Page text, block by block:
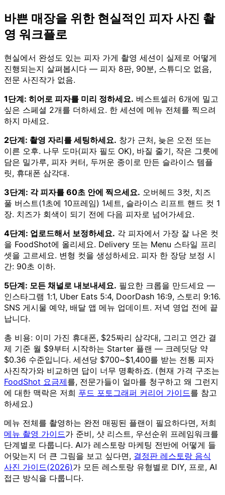
바쁜 매장을 위한 현실적인 피자 사진 촬
영 워크플로
현실에서 완성도 있는 피자 가게 촬영 세션이 실제로 어떻게
진행되는지 살펴봅시다 — 피자 8판, 90분, 스튜디오 없음,
전문 사진작가 없음.
1단계: 히어로 피자를 미리 정하세요. 베스트셀러 6개에 밀고
싶은 스페셜 2개를 더하세요. 한 세션에 메뉴 전체를 찍으려
하지 마세요.
2단계: 촬영 자리를 세팅하세요. 창가 근처, 늦은 오전 또는
이른 오후. 나무 도마(피자 필도 OK), 바질 줄기, 작은 그릇에
담은 밀가루, 피자 커터, 두꺼운 종이로 만든 슬라이스 템플
릿, 휴대폰 삼각대.
3단계: 각 피자를 60초 안에 찍으세요. 오버헤드 3컷, 치즈
풀 버스트(1초에 10프레임) 1세트, 슬라이스 리프트 핸드 컷 1
장. 치즈가 회색이 되기 전에 다음 피자로 넘어가세요.
4단계: 업로드해서 보정하세요. 각 피자에서 가장 잘 나온 컷
을 FoodShot에 올리세요. Delivery 또는 Menu 스타일 프리
셋을 고르세요. 변형 컷을 생성하세요. 피자 한 장당 보정 시
간: 90초 이하.
5단계: 모든 채널로 내보내세요. 필요한 크롭을 만드세요 —
인스타그램 1:1, Uber Eats 5:4, DoorDash 16:9, 스토리 9:16.
SNS 게시물 예약, 배달 앱 메뉴 업데이트. 저녁 영업 전에 끝
납니다.
총 비용: 이미 가진 휴대폰, $25짜리 삼각대, 그리고 연간 결
제 기준 월 $9부터 시작하는 Starter 플랜 — 크레딧당 약
$0.36 수준입니다. 세션당 $700~$1,400를 받는 전통 피자
사진작가와 비교하면 답이 너무 명확하죠. (현재 가격 구조는
FoodShot 요금제를, 전문가들이 얼마를 청구하고 왜 그런지
에 대한 맥락은 저희 푸드 포토그래퍼 커리어 가이드를 참고
하세요.)
메뉴 전체를 촬영하는 완전 매핑된 플랜이 필요하다면, 저희
메뉴 촬영 가이드가 준비, 샷 리스트, 우선순위 프레임워크를
단계별로 다룹니다. AI가 레스토랑 마케팅 전반에 어떻게 들
어맞는지 더 큰 그림을 보고 싶다면, 결정판 레스토랑 음식
사진 가이드(2026)가 모든 레스토랑 유형별로 DIY, 프로, AI
접근 방식을 다룹니다.